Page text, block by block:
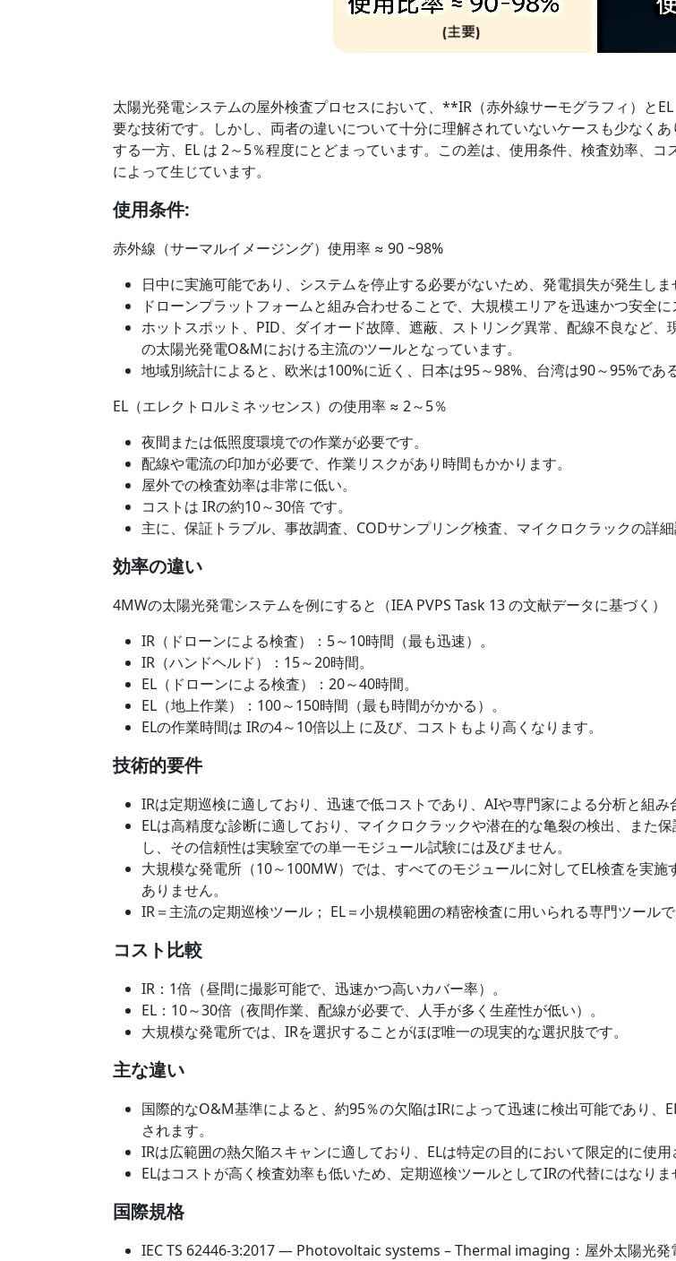
太陽光発電システムの屋外検査プロセスにおいて、**IR（赤外線サーモグラフィ）と
要な技術です。しかし、両者の違いについて十分に理解されていないケースも少なく
する一方、EL は 2～5％程度にとどまっています。この差は、使用条件、検査効率、
によって生じています。
使用条件:
赤外線（サーマルイメージング）使用率 ≈ 90 ~98%
日中に実施可能であり、システムを停止する必要がないため、発電損失が発生しま
ドローンプラットフォームと組み合わせることで、大規模エリアを迅速かつ安全に
ホットスポット、PID、ダイオード故障、遮蔽、ストリング異常、配線不良など
の太陽光発電O&Mにおける主流のツールとなっています。
地域別統計によると、欧米は100%に近く、日本は95～98%、台湾は90～95%である
EL（エレクトロルミネッセンス）の使用率 ≈ 2～5％
夜間または低照度環境での作業が必要です。
配線や電流の印加が必要で、作業リスクがあり時間もかかります。
屋外での検査効率は非常に低い。
コストは IRの約10～30倍 です。
主に、保証トラブル、事故調査、CODサンプリング検査、マイクロクラックの詳細
効率の違い
4MWの太陽光発電システムを例にすると（IEA PVPS Task 13 の文献データに基づく）
IR（ドローンによる検査）：5～10時間（最も迅速）。
IR（ハンドヘルド）：15～20時間。
EL（ドローンによる検査）：20～40時間。
EL（地上作業）：100～150時間（最も時間がかかる）。
ELの作業時間は IRの4～10倍以上 に及び、コストもより高くなります。
技術的要件
IRは定期巡検に適しており、迅速で低コストであり、AIや専門家による分析と組み
ELは高精度な診断に適しており、マイクロクラックや潜在的な亀裂の検出、また
し、その信頼性は実験室での単一モジュール試験には及びません。
大規模な発電所（10～100MW）では、すべてのモジュールに対してEL検査を実
ありません。
IR＝主流の定期巡検ツール； EL＝小規模範囲の精密検査に用いられる専門ツール
コスト比較
IR：1倍（昼間に撮影可能で、迅速かつ高いカバー率）。
EL：10～30倍（夜間作業、配線が必要で、人手が多く生産性が低い）。
大規模な発電所では、IRを選択することがほぼ唯一の現実的な選択肢です。
主な違い
国際的なO&M基準によると、約95％の欠陥はIRによって迅速に検出可能であり
されます。
IRは広範囲の熱欠陥スキャンに適しており、ELは特定の目的において限定的に使用
ELはコストが高く検査効率も低いため、定期巡検ツールとしてIRの代替にはなりま
国際規格
IEC TS 62446-3:2017 — Photovoltaic systems – Thermal imaging：屋外太陽光